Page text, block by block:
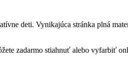
deti. Vynikajúca stránka plná
zadarmo stiahnuť alebo vyfarbiť